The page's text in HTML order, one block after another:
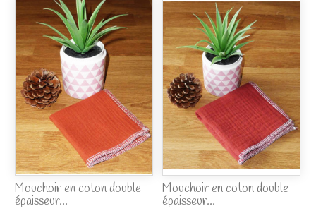
Mouchoir en coton double
épaisseur...
Mouchoir en coton double
épaisseur...